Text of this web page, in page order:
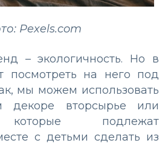
Pexels.com
– экологичность. Но в
посмотреть на него под
мы можем использовать
декоре вторсырье или
которые подлежат
с детьми сделать из